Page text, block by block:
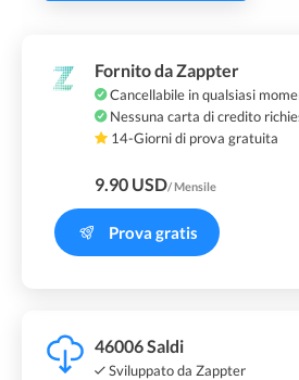
Fornito da Zappter
Cancellabile in qualsiasi
Nessuna carta di credito
14-Giorni di prova gratuita
9.90 USD/ Mensile
Prova gratis
46006 Saldi
Sviluppato da Zappter